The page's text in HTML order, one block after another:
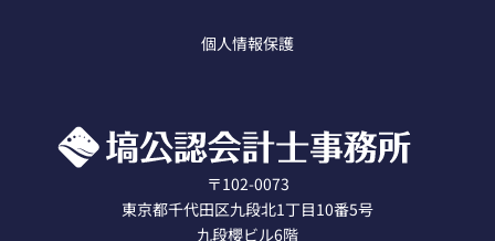
個人情報保護
〒102-0073
東京都千代田区九段北1丁目10番5号
九段櫻ビル6階